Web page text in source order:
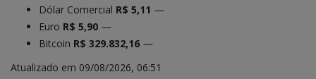
Dólar Comercial R$ 5,11 —
Euro R$ 5,90 —
Bitcoin R$ 329.832,16 —
Atualizado em 09/08/2026, 06:51